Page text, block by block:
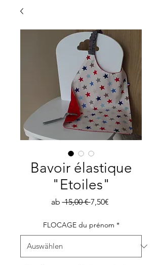
Bavoir élastique
"Etoiles"
ab 15,00 € Standardpreis
7,50€Sale-
FLOCAGE du prénom *